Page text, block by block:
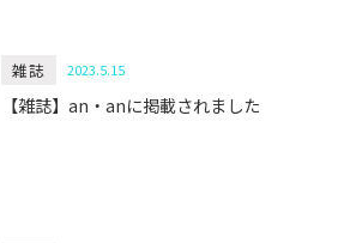
雑誌 2023.5.15
【雑誌】an・anに掲載されました